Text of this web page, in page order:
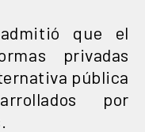
que el
privadas
pública
por